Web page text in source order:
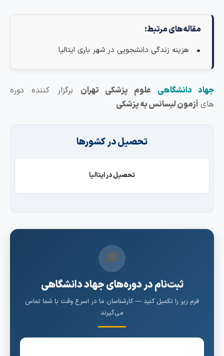
مرتبط:
هزینه زندگی دانشجویی در شهر باری ایتالیا
دانشگاهیعلوم پزشکی تهرانبرگزار کننده دوره
لیسانس به پزشکی
تحصیل در کشورها
تحصیل در ایتالیا
ثبت‌نام در دوره‌های جهاد دانشگاهی
زیر را تکمیل کنید — کارشناسان ما در اسرع وقت با شما تماس